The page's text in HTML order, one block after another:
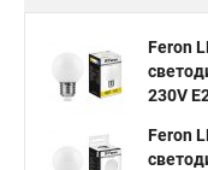
Feron
230V
Feron